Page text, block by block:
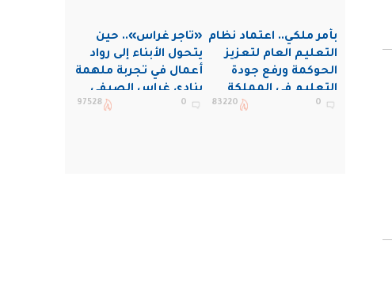
بأمر ملكي.. اعتماد نظام
التعليم العام لتعزيز
الحوكمة ورفع جودة
التعليم في المملكة
0
83220
«تاجر غراس».. حين
يتحول الأبناء إلى رواد
أعمال في تجربة ملهمة
بنادي غراس الصيفي
بالجبيل
0
97528